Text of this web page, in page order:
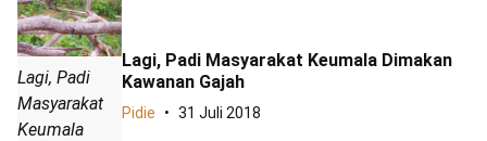
Lagi, Padi
Masyarakat
Keumala
Lagi, Padi Masyarakat Keumala Dimakan
Kawanan Gajah
Pidie 31 Juli 2018